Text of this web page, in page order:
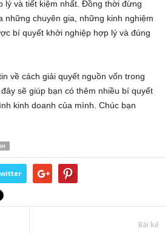
lý và tiết kiệm nhất. Đồng thời đừng
những chuyên gia, những kinh nghiệm
bí quyết khởi nghiệp hợp lý và đúng
về cách giải quyết nguồn vốn trong
sẽ giúp bạn có thêm nhiều bí quyết
kinh doanh của mình. Chúc bạn
Bài kế